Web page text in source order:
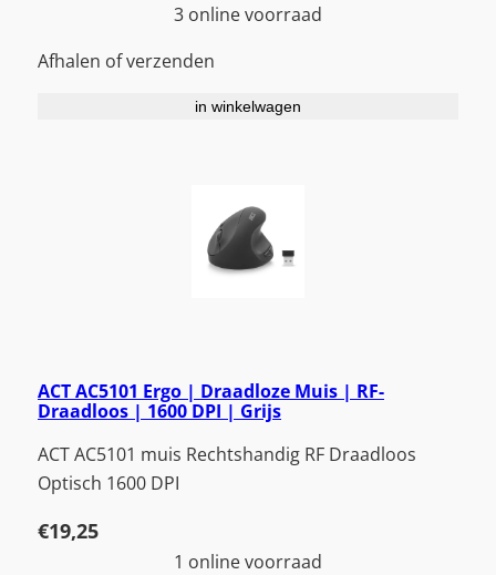
3 online voorraad
Afhalen of verzenden
in winkelwagen
ACT AC5101 Ergo | Draadloze Muis | RF-
Draadloos | 1600 DPI | Grijs
ACT AC5101 muis Rechtshandig RF Draadloos
Optisch 1600 DPI
€19,25
1 online voorraad